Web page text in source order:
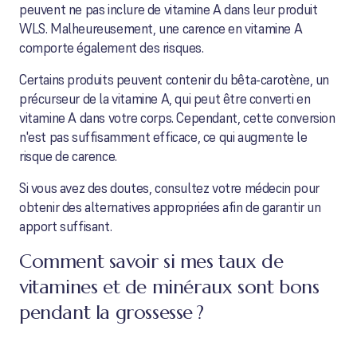
peuvent ne pas inclure de vitamine A dans leur produit
WLS. Malheureusement, une carence en vitamine A
comporte également des risques.
Certains produits peuvent contenir du bêta-carotène, un
précurseur de la vitamine A, qui peut être converti en
vitamine A dans votre corps. Cependant, cette conversion
n'est pas suffisamment efficace, ce qui augmente le
risque de carence.
Si vous avez des doutes, consultez votre médecin pour
obtenir des alternatives appropriées afin de garantir un
apport suffisant.
Comment savoir si mes taux de
vitamines et de minéraux sont bons
pendant la grossesse ?